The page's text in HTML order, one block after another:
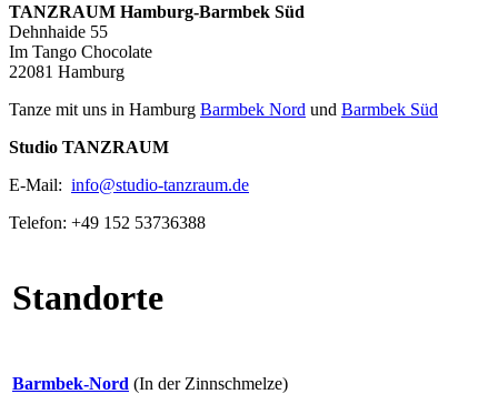
TANZRAUM Hamburg-Barmbek Süd
Dehnhaide 55
Im Tango Chocolate
22081 Hamburg
Tanze mit uns in Hamburg Barmbek Nord und Barmbek Süd
Studio TANZRAUM
E-Mail: info@studio-tanzraum.de
Telefon: +49 152 53736388
Standorte
Barmbek-Nord (In der Zinnschmelze)